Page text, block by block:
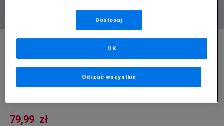
* Zdjęcie poglądowe
Produkt pochodzi z końcówek aktualnych kolekcji, ubiegłych
79,99 zł
Dostosuj
Odrzuć wszystkie
OK